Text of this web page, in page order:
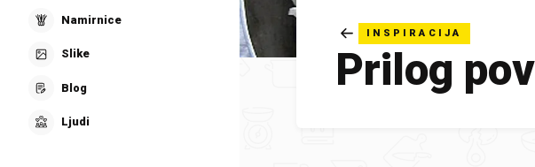
Namirnice
Slike
Blog
Ljudi
INSPIRACIJA
Prilog